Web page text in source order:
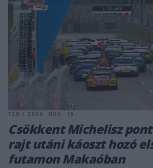
TCR / 2024. NOV. 16.
Csökkent Michelisz
rajt utáni káoszt hozó
futamon Makaóban